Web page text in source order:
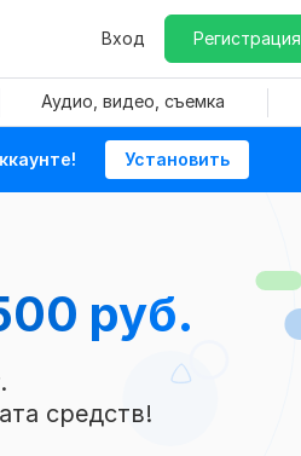
Вход Регистрация
Аудио, видео, съемка
Установить
руб.
средств!